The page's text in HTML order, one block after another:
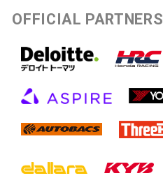
OFFICIAL PARTNERS